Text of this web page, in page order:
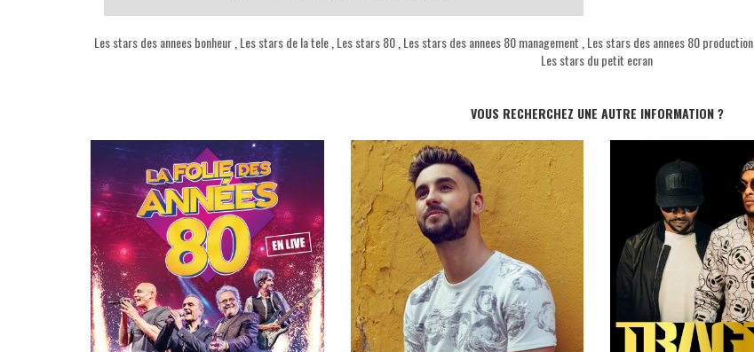
Les stars des annees bonheur Les stars de la tele Les stars 80 Les stars des annees 80 management Les stars des annees 80 production
Les stars du petit ecran
VOUS RECHERCHEZ UNE AUTRE INFORMATION ?